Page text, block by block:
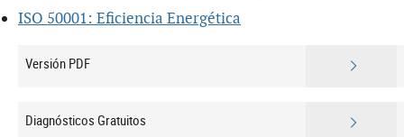
ISO 50001: Eficiencia Energética
Versión PDF
Diagnósticos Gratuitos